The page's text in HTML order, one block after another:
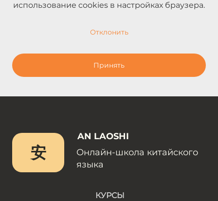
использование cookies в настройках браузера.
Отклонить
Принять
安
AN LAOSHI
Онлайн-школа китайского
языка
КУРСЫ